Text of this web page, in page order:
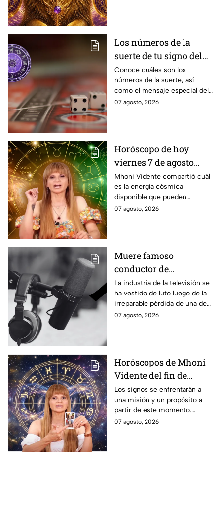
Los números de la
suerte de tu signo del
zodíaco hoy viernes 7
de agosto
Conoce cuáles son los
números de la suerte, así
como el mensaje especial del
universo para cada uno de los
07 agosto, 2026
Horóscopo de hoy
viernes 7 de agosto
estas son las
predicciones de Mhoni
Vidente
Mhoni Vidente compartió cuál
es la energía cósmica
disponible que pueden
aprovechar las personas de los
07 agosto, 2026
Muere famoso
conductor de
televisión; fue uno de
los grandes referentes
de la pantalla chica y
querido por miles de
La industria de la televisión se
ha vestido de luto luego de la
irreparable pérdida de una de
las figuras más destacadas.
07 agosto, 2026
Horóscopos de Mhoni
Vidente del fin de
semana: predicciones
en el amor, dinero,
salud y suerte en el
portal del infinito
Los signos se enfrentarán a
una misión y un propósito a
partir de este momento.
Algunos tendrán etapas de
07 agosto, 2026